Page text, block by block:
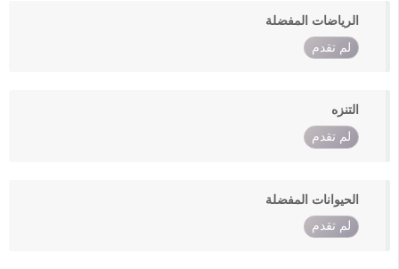
الرياضات المفضلة
لم تقدم
التنزه
لم تقدم
الحيوانات المفضلة
لم تقدم